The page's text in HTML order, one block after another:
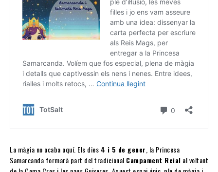
La màgia no acaba aquí. Els dies 4 i 5 de gener, la Princesa
Samarcanda formarà part del tradicional Campament Reial al voltant